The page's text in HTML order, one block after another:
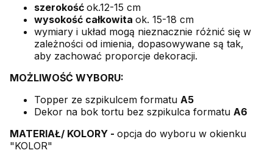
szerokość ok.12-15 cm
wysokość całkowita ok. 15-18 cm
wymiary i układ mogą nieznacznie różnić się w
zależności od imienia, dopasowywane są tak,
aby zachować proporcje dekoracji.
MOŻLIWOŚĆ WYBORU:
Topper ze szpikulcem formatu A5
Dekor na bok tortu bez szpikulca formatu A6
MATERIAŁ/ KOLORY - opcja do wyboru w okienku
"KOLOR"